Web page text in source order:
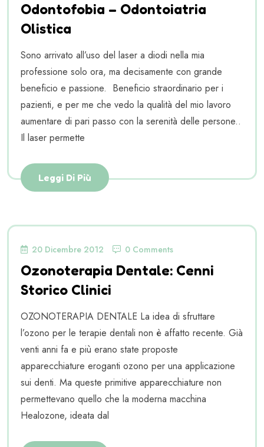
Odontofobia – Odontoiatria
Olistica
Sono arrivato all’uso del laser a diodi nella mia
professione solo ora, ma decisamente con grande
beneficio e passione. Beneficio straordinario per i
pazienti, e per me che vedo la qualità del mio lavoro
aumentare di pari passo con la serenità delle persone..
Il laser permette
Leggi Di Più
20 Dicembre 2012 0 Comments
Ozonoterapia Dentale: Cenni
Storico Clinici
OZONOTERAPIA DENTALE La idea di sfruttare
l’ozono per le terapie dentali non è affatto recente. Già
venti anni fa e più erano state proposte
apparecchiature eroganti ozono per una applicazione
sui denti. Ma queste primitive apparecchiature non
permettevano quello che la moderna macchina
Healozone, ideata dal